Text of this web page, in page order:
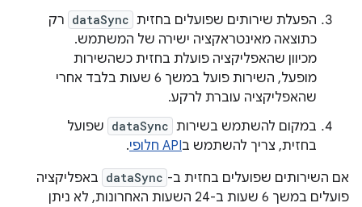
הפעלת שירותים שפועלים בחזית dataSync רק
כתוצאה מאינטראקציה ישירה של המשתמש.
מכיוון שהאפליקציה פועלת בחזית כשהשירות
מופעל, השירות פועל במשך 6 שעות בלבד אחרי
שהאפליקציה עוברת לרקע.
במקום להשתמש בשירות dataSync שפועל
בחזית, צריך להשתמש בAPI חלופי
.
אם השירותים שפועלים בחזית ב- dataSync באפליקציה
פועלים במשך 6 שעות ב-24 השעות האחרונות, לא ניתן